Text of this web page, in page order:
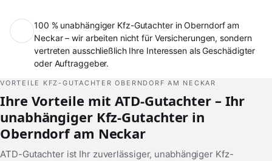
100 % unabhängiger Kfz-Gutachter in Oberndorf am
Neckar – wir arbeiten nicht für Versicherungen, sondern
vertreten ausschließlich Ihre Interessen als Geschädigter
oder Auftraggeber.
VORTEILE KFZ-GUTACHTER OBERNDORF AM NECKAR
Ihre Vorteile mit ATD-Gutachter – Ihr
unabhängiger Kfz-Gutachter in
Oberndorf am Neckar
ATD-Gutachter ist Ihr zuverlässiger, unabhängiger Kfz-